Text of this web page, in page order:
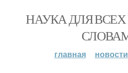
НАУКА ДЛЯ
главная новости